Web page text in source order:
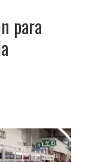
para